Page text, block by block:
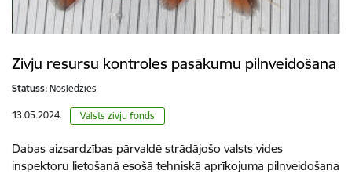
Zivju resursu kontroles pasākumu pilnveidošana
Statuss: Noslēdzies
13.05.2024. Valsts zivju fonds
Dabas aizsardzības pārvaldē strādājošo valsts vides
inspektoru lietošanā esošā tehniskā aprīkojuma pilnveidošana